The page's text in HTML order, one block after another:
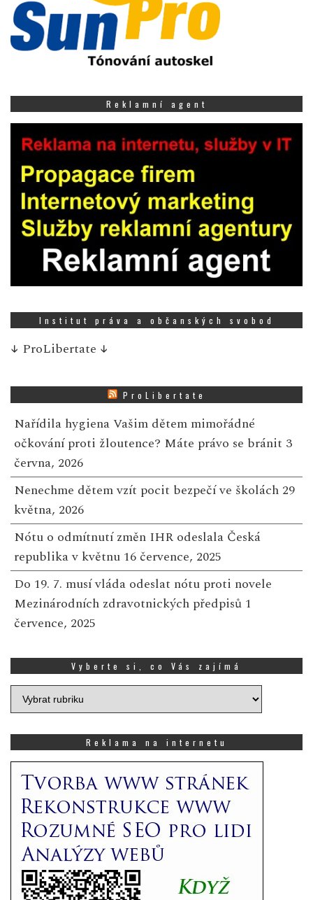
Reklamní agent
Institut práva a občanských svobod
↓ ProLibertate ↓
ProLibertate
Nařídila hygiena Vašim dětem mimořádné
očkování proti žloutence? Máte právo se bránit 3
června, 2026
Nenechme dětem vzít pocit bezpečí ve školách 29
května, 2026
Nótu o odmítnutí změn IHR odeslala Česká
republika v květnu 16 července, 2025
Do 19. 7. musí vláda odeslat nótu proti novele
Mezinárodních zdravotnických předpisů 1
července, 2025
Vyberte si, co Vás zajímá
Vyberte
si,
zajímá
Reklama na internetu